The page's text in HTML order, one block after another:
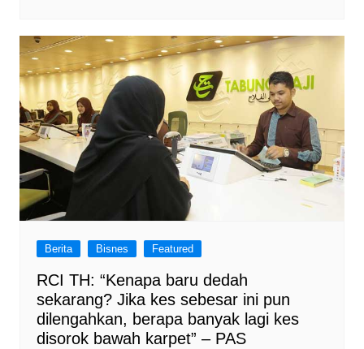
Berita Bisnes Featured
RCI TH: “Kenapa baru dedah
sekarang? Jika kes sebesar ini pun
dilengahkan, berapa banyak lagi kes
disorok bawah karpet” – PAS